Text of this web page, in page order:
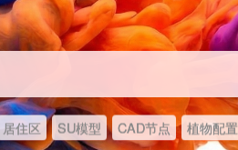
居住区 SU模型 CAD节点 植物配置